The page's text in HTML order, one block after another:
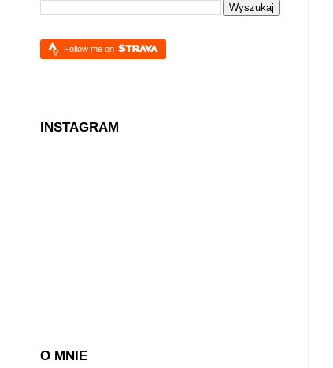
Follow me on
INSTAGRAM
O MNIE